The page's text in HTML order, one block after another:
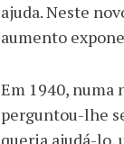
ajuda. Neste
aumento
Em 1940,
perguntou-lhe
queria ajudá-lo,